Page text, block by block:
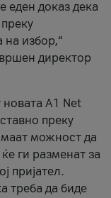
еден доказ дека
на избор,“
директор
новата А1 Net
преку
можност да
ги разменат за
пријател.
треба да биде